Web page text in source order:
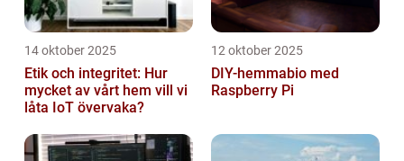
14 oktober 2025
Etik och integritet: Hur
mycket av vårt hem vill vi
låta IoT övervaka?
12 oktober 2025
DIY-hemmabio med
Raspberry Pi